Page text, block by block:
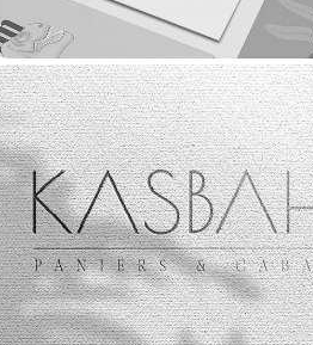
Kasbah - Logotype
2021